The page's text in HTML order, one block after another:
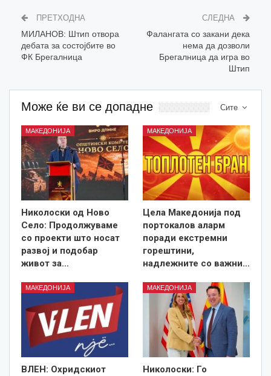
ПРЕТХОДНА
MИЛАНОВ: Штип отвора
дебата за состојбите во
ФК Брегалница
СЛЕДНА
Фалангата со закани дека
нема да дозволи
Брегалница да игра во
Штип
Сите
Може ќе ви се допадне
МАКЕДОНИЈА
Николоски од Ново
Село: Продолжуваме
со проекти што носат
развој и подобар
живот за…
МАКЕДОНИЈА
Цела Македонија под
портокалов аларм
поради екстремни
горештини,
надлежните со важни…
МАКЕДОНИЈА
ВЛЕН: Охридскиот
МАКЕДОНИЈА
Николоски: Го